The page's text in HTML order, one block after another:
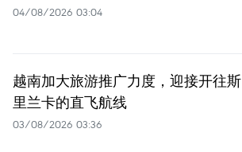
04/08/2026 03:04
越南加大旅游推广力度，迎接开往斯
里兰卡的直飞航线
03/08/2026 03:36